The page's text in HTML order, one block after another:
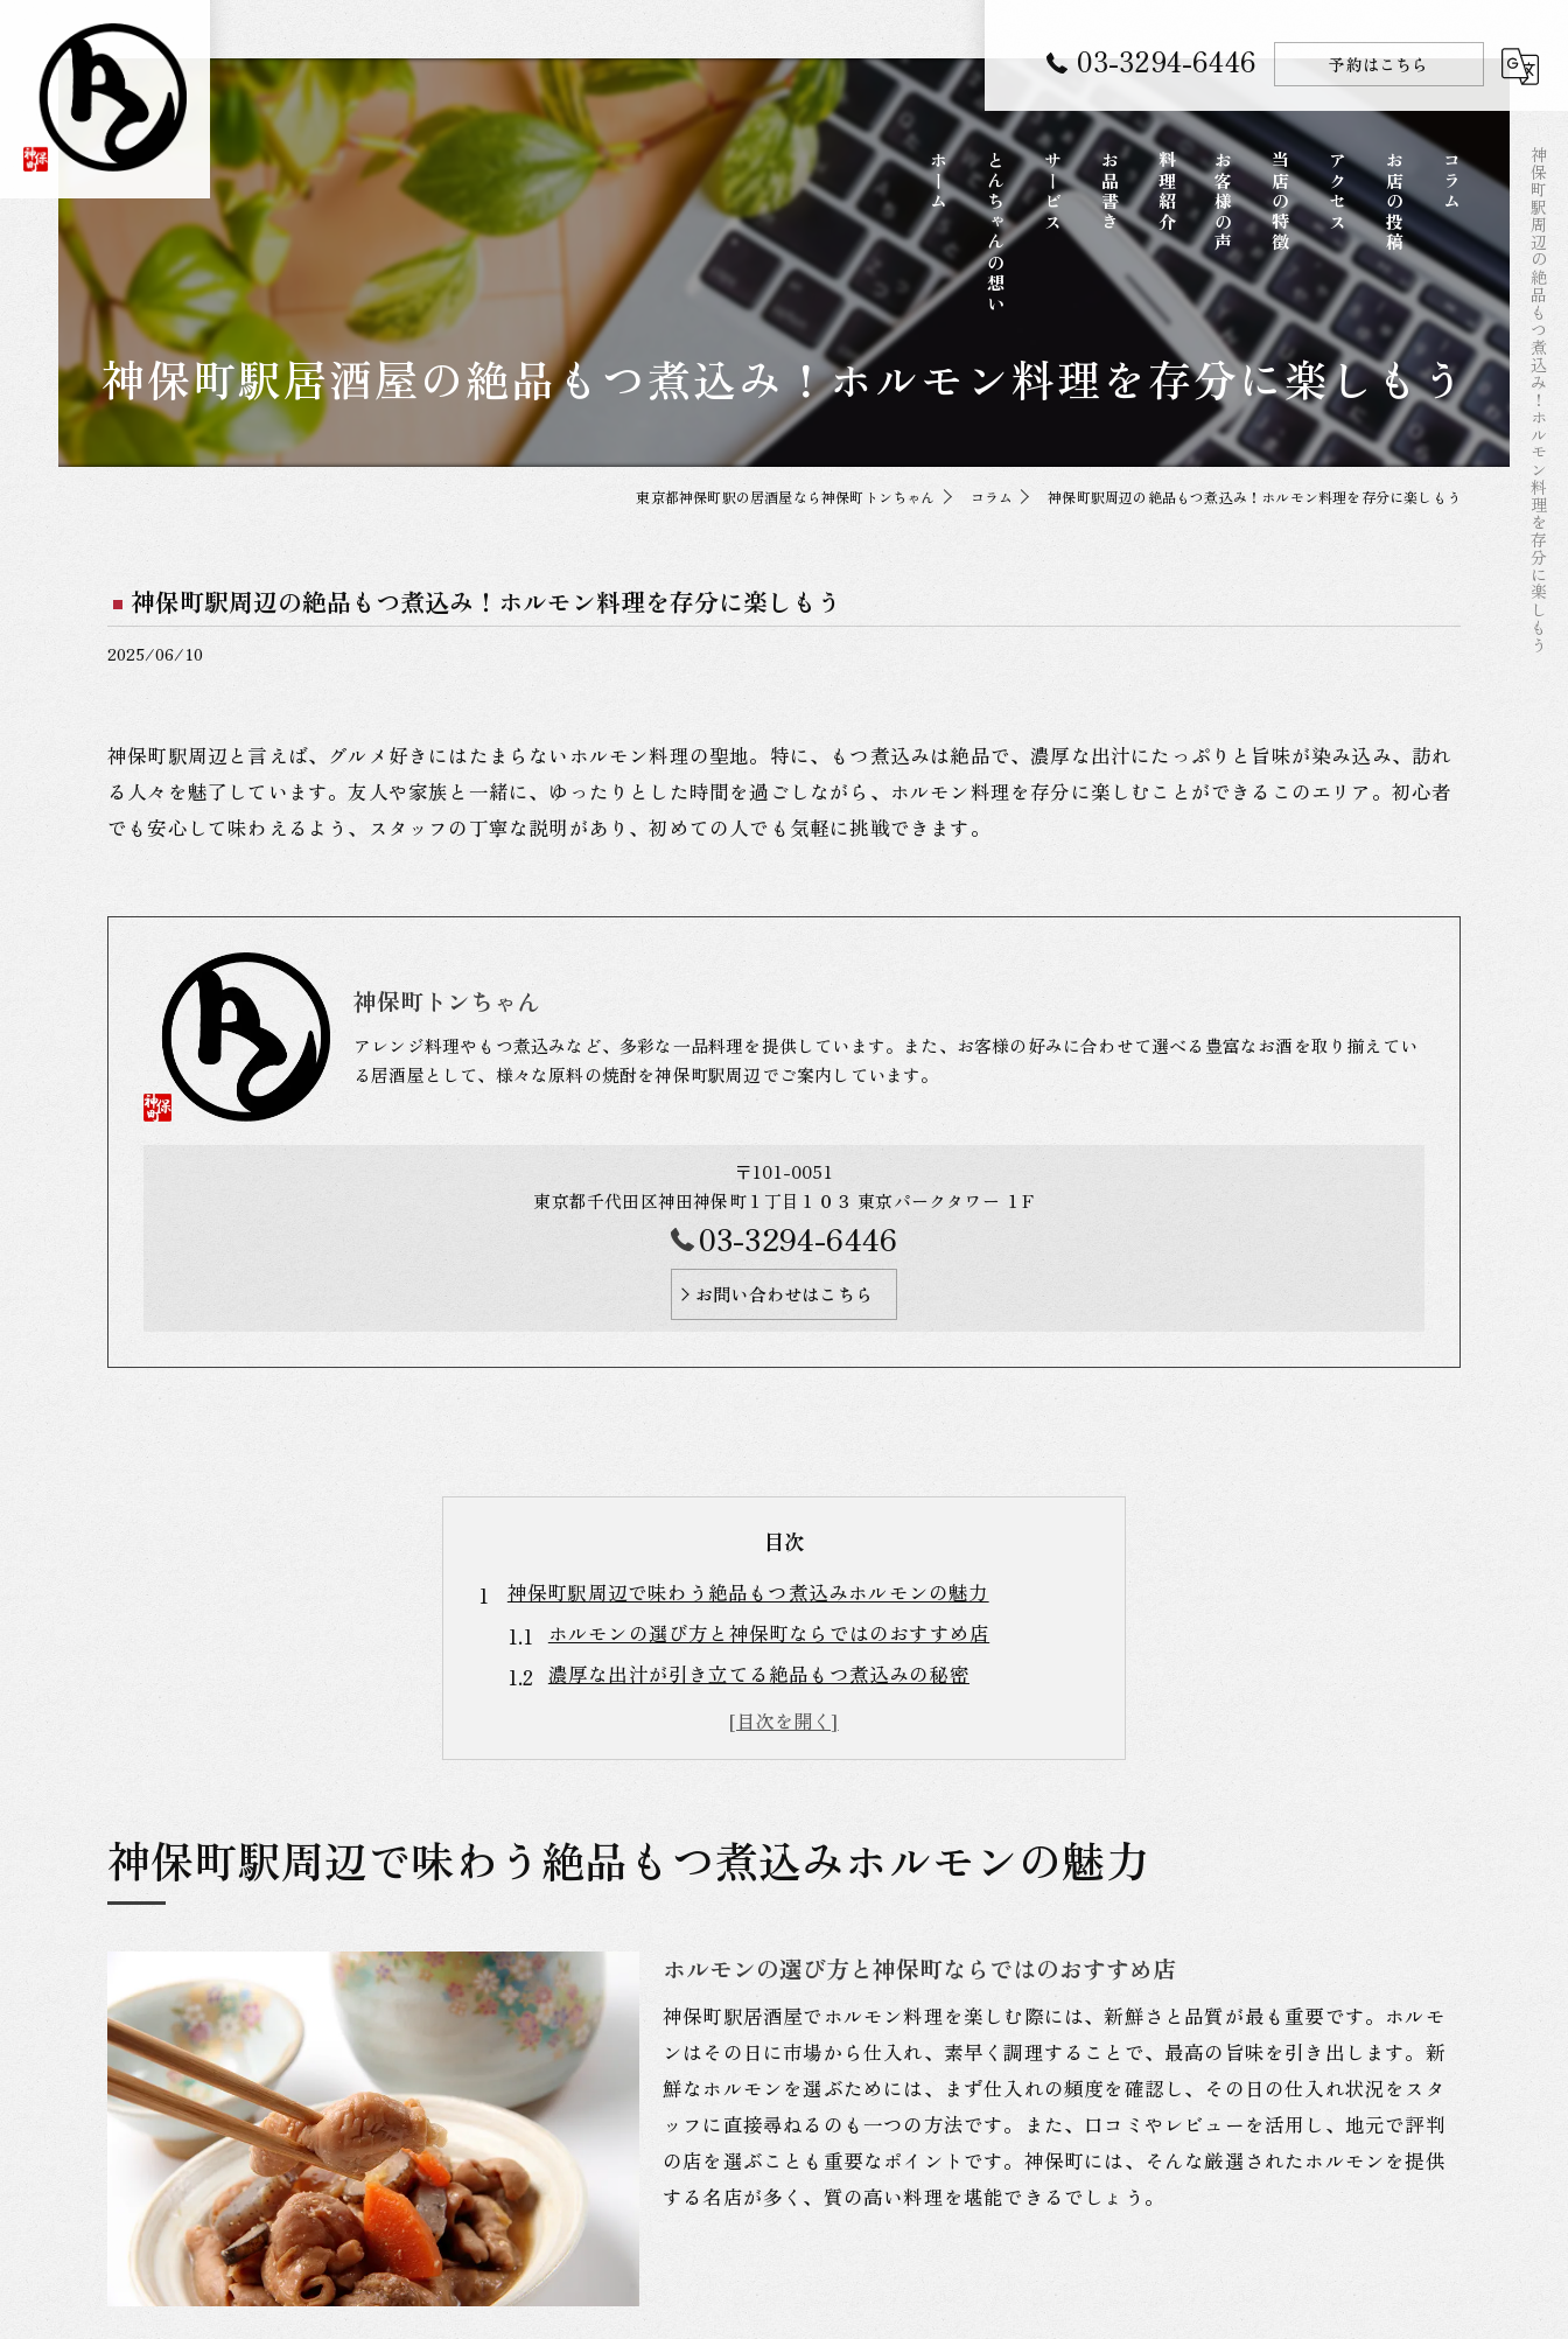
神保町駅周辺の絶品もつ煮込み！ホルモン料理を存分に楽しもう
03-3294-6446 予約はこちら
ホーム とんちゃんの想い サービス お品書き 料理紹介 お客様の声 当店の特徴
コース
ディナー
一品料理
アクセス お店の投稿 コラム
神保町駅居酒屋の絶品もつ煮込み！ホルモン料理を存分に楽しもう
東京都神保町駅の居酒屋なら神保町トンちゃん コラム 神保町駅周辺の絶品もつ煮込み！ホルモン料理を存分に楽しもう
神保町駅周辺の絶品もつ煮込み！ホルモン料理を存分に楽しもう
2025/06/10
神保町駅周辺と言えば、グルメ好きにはたまらないホルモン料理の聖地。特に、もつ煮込みは絶品で、濃厚な出汁にたっぷりと旨味が染み込み、訪れ
る人々を魅了しています。友人や家族と一緒に、ゆったりとした時間を過ごしながら、ホルモン料理を存分に楽しむことができるこのエリア。初心者
でも安心して味わえるよう、スタッフの丁寧な説明があり、初めての人でも気軽に挑戦できます。
神保町トンちゃん
アレンジ料理やもつ煮込みなど、多彩な一品料理を提供しています。また、お客様の好みに合わせて選べる豊富なお酒を取り揃えてい
る居酒屋として、様々な原料の焼酎を神保町駅周辺でご案内しています。
〒101-0051
東京都千代田区神田神保町１丁目１０３ 東京パークタワー １F
03-3294-6446
お問い合わせはこちら
目次
神保町駅周辺で味わう絶品もつ煮込みホルモンの魅力
ホルモンの選び方と神保町ならではのおすすめ店
濃厚な出汁が引き立てる絶品もつ煮込みの秘密
神保町で楽しむホルモン料理の多様なスタイル
もつ煮込みをより美味しく楽しむためのポイント
ホルモン通が選ぶ！神保町駅居酒屋で外せないもつ煮込み店
ホルモン初心者必見！神保町駅近くのもつ煮込みの楽しみ方
神保町のもつ煮込みを楽しむための初心者ガイド
スタッフが教えるホルモンの美味しい食べ方
ホルモン初挑戦！神保町で安心して食べられるお店
初心者におすすめのホルモンメニューとその魅力
ホルモンの楽しみ方を知ろう！神保町のおすすめ情報
神保町駅のホルモン料理が人気の理由濃厚なもつ煮込み
なぜ神保町のもつ煮込みが絶品なのか？
神保町の人気店が提供するホルモンの秘密
素材にこだわった神保町のもつ煮込みレシピ
神保町駅周辺で味わう絶品もつ煮込みホルモンの魅力
ホルモンの選び方と神保町ならではのおすすめ店
神保町駅居酒屋でホルモン料理を楽しむ際には、新鮮さと品質が最も重要です。ホルモ
ンはその日に市場から仕入れ、素早く調理することで、最高の旨味を引き出します。新
鮮なホルモンを選ぶためには、まず仕入れの頻度を確認し、その日の仕入れ状況をスタ
ッフに直接尋ねるのも一つの方法です。また、口コミやレビューを活用し、地元で評判
の店を選ぶことも重要なポイントです。神保町には、そんな厳選されたホルモンを提供
する名店が多く、質の高い料理を堪能できるでしょう。